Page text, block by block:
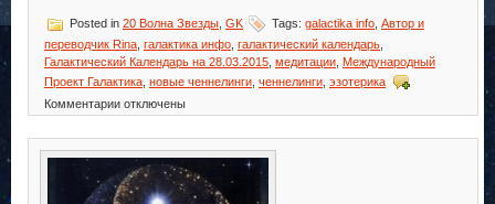
Posted in 20 Волна Звезды GK Tags: galactika info Автор и
переводчик Rina галактика инфо галактический календарь
Галактический Календарь на 28.03.2015 медитации Международный
Проект Галактика новые ченнелинги ченнелинги эзотерика
Комментариик
записи
Галактический
Календарь
на
28.03.2015
отключены